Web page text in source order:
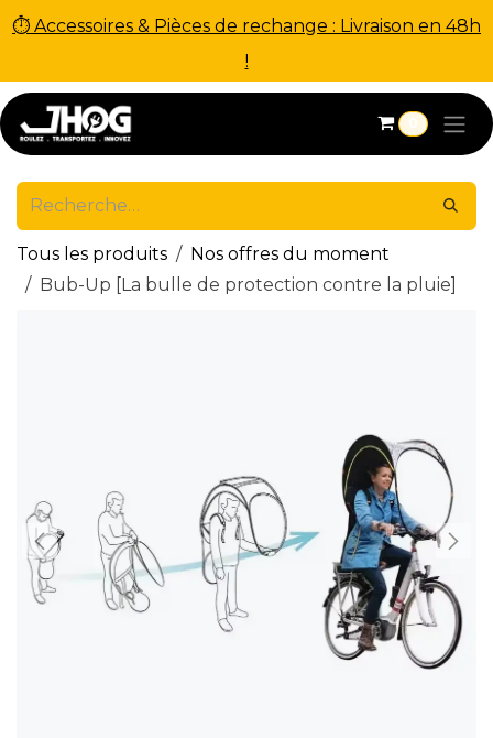
⏱ Accessoires & Pièces de rechange : Livraison en 48h
!
Se rendre au contenu
0
Tous les produits
Nos offres du moment
Bub-Up [La bulle de protection contre la pluie]